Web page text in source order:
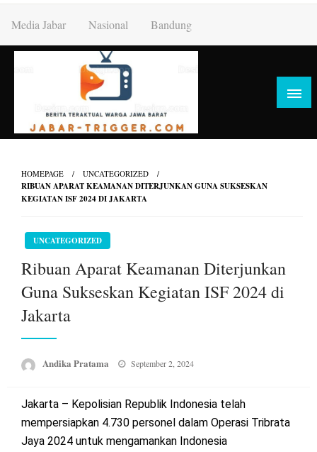
content
Media Jabar Nasional Bandung
HOMEPAGE UNCATEGORIZED
RIBUAN APARAT KEAMANAN DITERJUNKAN GUNA SUKSESKAN
KEGIATAN ISF 2024 DI JAKARTA
UNCATEGORIZED
Ribuan Aparat Keamanan Diterjunkan
Guna Sukseskan Kegiatan ISF 2024 di
Jakarta
Andika Pratama
Posted
September 2, 2024
Jakarta – Kepolisian Republik Indonesia telah
mempersiapkan 4.730 personel dalam Operasi Tribrata
Jaya 2024 untuk mengamankan Indonesia